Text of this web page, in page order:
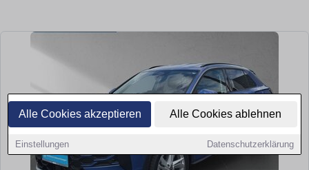
Alle Cookies akzeptieren Alle Cookies ablehnen
Einstellungen Datenschutzerklärung